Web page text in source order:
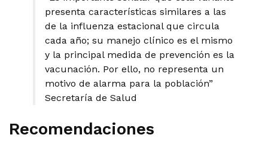
presenta características similares a las
de la influenza estacional que circula
cada año; su manejo clínico es el mismo
y la principal medida de prevención es la
vacunación. Por ello, no representa un
motivo de alarma para la población”
Secretaría de Salud
Recomendaciones